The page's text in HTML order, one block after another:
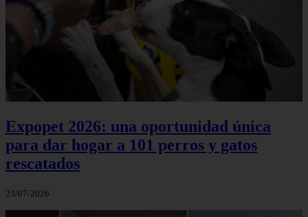
Expopet 2026: una oportunidad única
para dar hogar a 101 perros y gatos
rescatados
23/07/2026